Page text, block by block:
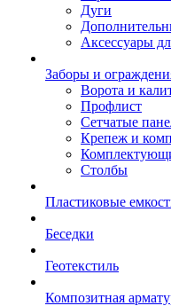
Дуги
Аксессуары
Заборы и
Ворота и
Профлист
Сетчатые
Крепеж и
Столбы
Пластиковые
Беседки
Геотекстиль
Композитная